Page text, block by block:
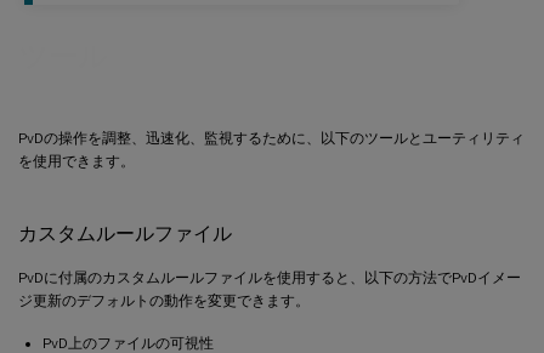
PvDの操作を調整、迅速化、監視するために、以下のツールとユーティリティ
を使用できます。
カスタムルールファイル
PvDに付属のカスタムルールファイルを使用すると、以下の方法でPvDイメー
ジ更新のデフォルトの動作を変更できます。
PvD上のファイルの可視性